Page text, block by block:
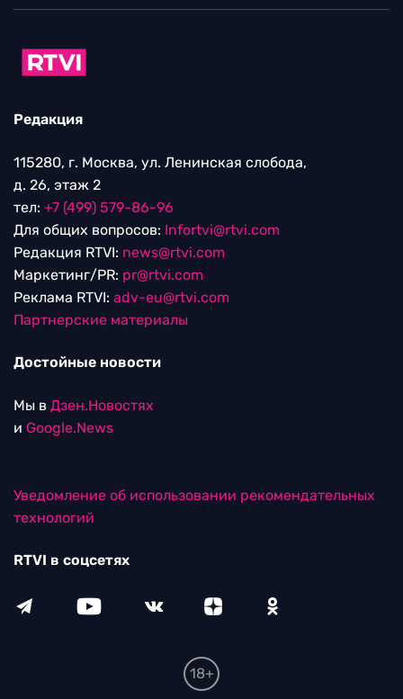
Редакция
115280, г. Москва, ул. Ленинская слобода,
д. 26, этаж 2
тел: +7 (499) 579-86-96
Для общих вопросов: Infortvi@rtvi.com
Редакция RTVI: news@rtvi.com
Маркетинг/PR: pr@rtvi.com
Реклама RTVI: adv-eu@rtvi.com
Партнерские материалы
Достойные новости
Мы в Дзен.Новостях
и Google.News
Уведомление об использовании рекомендательных
технологий
RTVI в соцсетях
18+